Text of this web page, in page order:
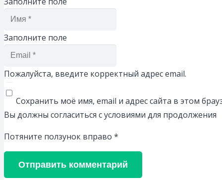
Заполните поле
Пожалуйста, введите корректный адрес email.
Сохранить моё имя, email и адрес сайта в этом
Вы должны согласиться с условиями для продолжения
Потяните ползунок вправо *
Отправить комментарий